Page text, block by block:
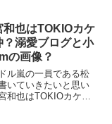
です。数年前テレビ
れて...
和也はTOKIOカケ
？溺愛ブログと小
の画像？
ル嵐の一員である松
いていきたいと思い
和也はTOKIOカケル